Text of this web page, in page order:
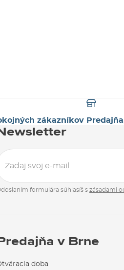
zákazníkov
formulára súhlasíš s zásadami
v Brne
doba